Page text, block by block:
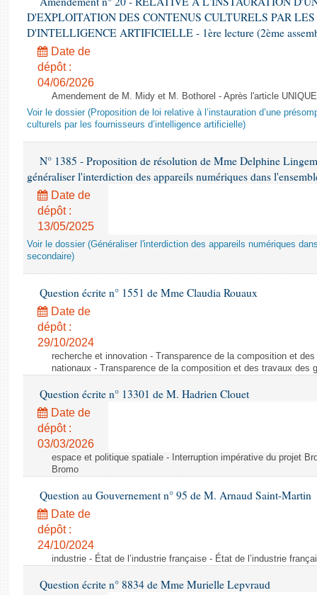
D'EXPLOITATION DES CONTENUS CULTURELS PAR LES
D'INTELLIGENCE ARTIFICIELLE - 1ère lecture (2ème
Date de
dépôt :
04/06/2026
Amendement de M. Midy et M. Bothorel - Après l'article
Voir le dossier (Proposition de loi relative à l’instauration d’une
culturels par les fournisseurs d’intelligence artificielle)
N° 1385 - Proposition de résolution de Mme Delphine
généraliser l'interdiction des appareils numériques dans
Date de
dépôt :
13/05/2025
Voir le dossier (Généraliser l'interdiction des appareils numériques
secondaire)
Question écrite n° 1551 de Mme Claudia Rouaux
Date de
dépôt :
29/10/2024
recherche et innovation - Transparence de la composition et
nationaux - Transparence de la composition et des travaux des
Question écrite n° 13301 de M. Hadrien Clouet
Date de
dépôt :
03/03/2026
espace et politique spatiale - Interruption impérative du projet
Bromo
Question au Gouvernement n° 95 de M. Arnaud Saint-Martin
Date de
dépôt :
24/10/2024
industrie - État de l’industrie française - État de l’industrie
Question écrite n° 8834 de Mme Murielle Lepvraud